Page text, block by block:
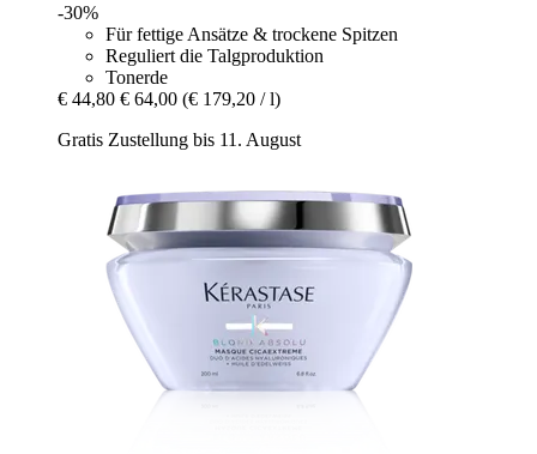
-30%
Für fettige Ansätze & trockene Spitzen
Reguliert die Talgproduktion
Tonerde
€ 44,80 € 64,00 (€ 179,20 / l)
Gratis Zustellung bis 11. August